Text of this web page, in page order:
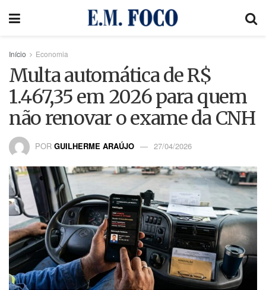
Início Economia
Multa automática de R$
1.467,35 em 2026 para quem
não renovar o exame da CNH
POR GUILHERME ARAÚJO 27/04/2026